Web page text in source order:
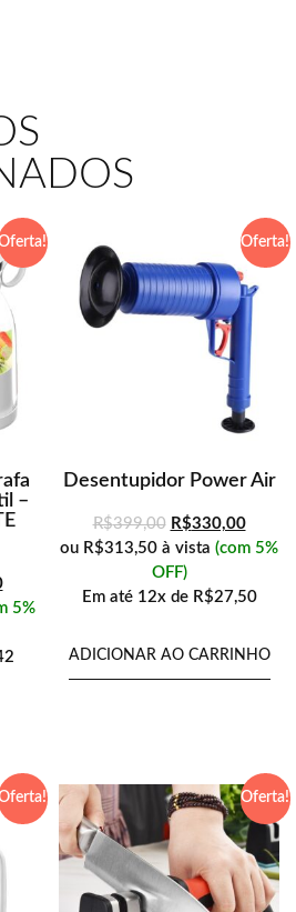
–
5%
Oferta!
Desentupidor Power Air
R$399,00 R$330,00
ou R$313,50 à vista (com 5%
OFF)
Em até 12x deR$27,50
ADICIONAR AO CARRINHO
Oferta!